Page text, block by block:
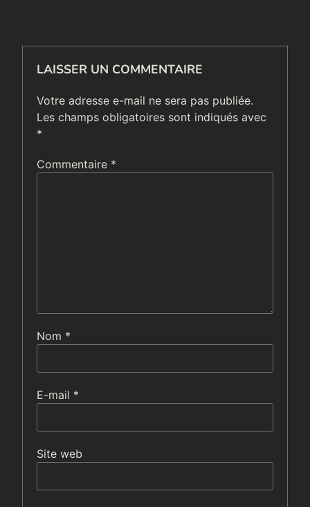
LAISSER UN COMMENTAIRE
Votre adresse e-mail ne sera pas publiée.
Les champs obligatoires sont indiqués avec
*
Commentaire *
Nom *
E-mail *
Site web